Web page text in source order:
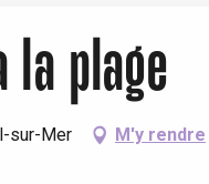
1h30
la plage
sur-Mer M'y rendre